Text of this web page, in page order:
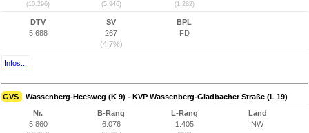
(10.296) (5.946) (1.282)
DTV
5.688
SV
267
(4,7%)
BPL
FD
Infos...
GVS Wassenberg-Heesweg (K 9) - KVP Wassenberg-Gladbacher Straße (L 19)
Nr.
5.860
B-Rang
6.076
L-Rang
1.405
Land
NW